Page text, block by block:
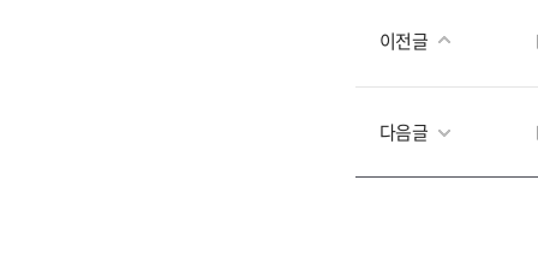
이전글
다음글